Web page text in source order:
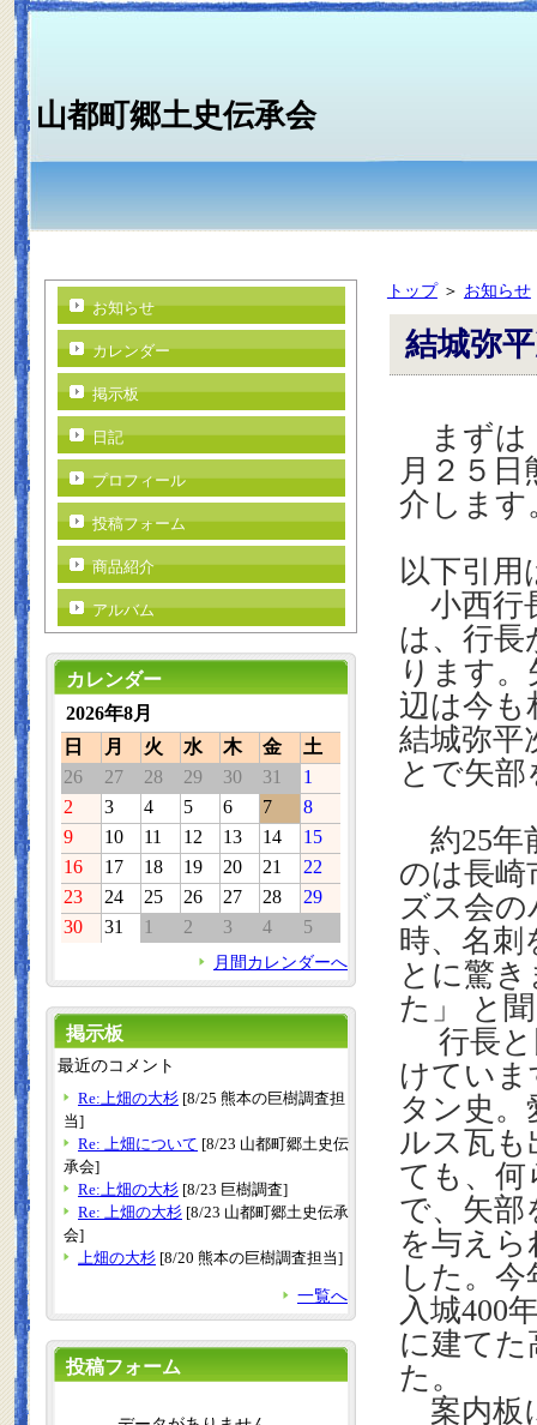
山都町郷土史伝承会
トップ＞ お知らせ
結城弥
まずは
月２５
介します
以下引用
小西行
は、行長
ります
辺は今も
結城弥平
とで矢
約25年
のは長崎
ズス会
時、名刺
とに驚
た」 と
行長と
けてい
タン史
ルス瓦も
ても、何
で、矢部
を与え
した。
入城400
に建てた
た。
案内板
お知らせ
カレンダー
掲示板
日記
プロフィール
投稿フォーム
商品紹介
アルバム
カレンダー
2026年8月
日
月 火 水 木 金
土
26
27 28 29 30 31
1
2
3 4 5 6 7
8
9
10 11 12 13 14
15
16
17 18 19 20 21
22
23
24 25 26 27 28
29
30
31 1 2 3 4 5
月間カレンダーへ
掲示板
最近のコメント
Re:上畑の大杉 [8/25 熊本の巨樹調査担
当]
Re: 上畑について [8/23 山都町郷土史伝
承会]
Re:上畑の大杉 [8/23 巨樹調査]
Re: 上畑の大杉 [8/23 山都町郷土史伝承
会]
上畑の大杉 [8/20 熊本の巨樹調査担当]
一覧へ
投稿フォーム